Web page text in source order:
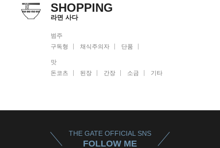
SHOPPING
라면 사다
범주
구독형
채식주의자 단품
맛
돈코츠
된장 간장 소금 기타
THE GATE OFFICIAL SNS
FOLLOW ME